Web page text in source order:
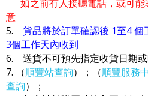
如之前冇人接聽電話，或可能
意
5. 貨品將於訂單確認後 1至4
3個工作天內收到
6. 送貨不可預先指定收貨日期
7. （順豐站查詢）；（順豐服務
查詢）；